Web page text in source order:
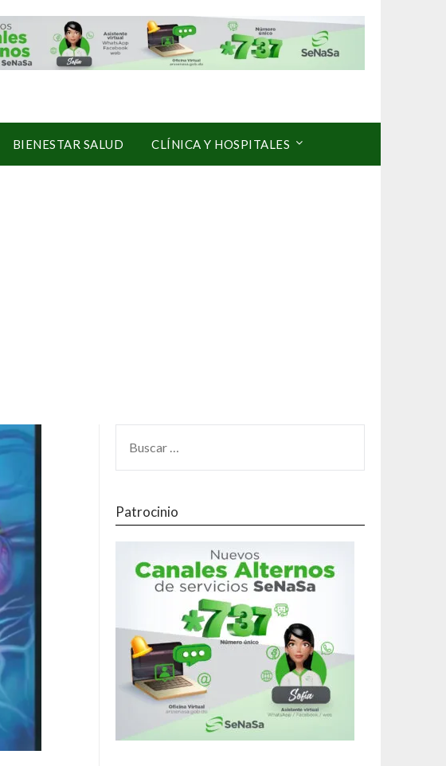
BIENESTAR SALUD CLÍNICA Y HOSPITALES
Patrocinio